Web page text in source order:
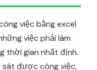
việc bằng excel
việc phải làm
thời gian nhất định.
sát được công việc,